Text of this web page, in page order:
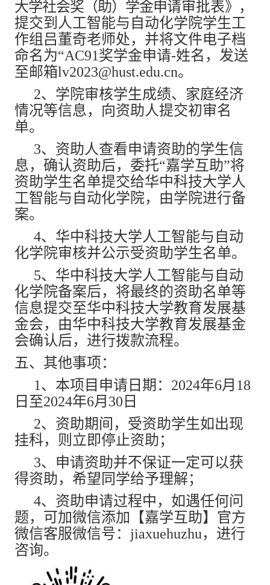
大学社会奖（助）学金申请审批表》 ，
提交到人工智能与自动化学院学生工
作组吕董奇老师处，并将文件电子档
命名为“AC91奖学金申请-姓名，发送
至邮箱lv2023@hust.edu.cn。
2、学院审核学生成绩、家庭经济
情况等信息，向资助人提交初审名
单。
3、资助人查看申请资助的学生信
息，确认资助后，委托“嘉学互助”将
资助学生名单提交给华中科技大学人
工智能与自动化学院，由学院进行备
案。
4、华中科技大学人工智能与自动
化学院审核并公示受资助学生名单。
5、华中科技大学人工智能与自动
化学院备案后，将最终的资助名单等
信息提交至华中科技大学教育发展基
金会，由华中科技大学教育发展基金
会确认后，进行拨款流程。
五、其他事项：
1、本项目申请日期：2024年6月18
日至2024年6月30日
2、资助期间，受资助学生如出现
挂科，则立即停止资助；
3、申请资助并不保证一定可以获
得资助，希望同学给予理解；
4、资助申请过程中，如遇任何问
题，可加微信添加【嘉学互助】官方
微信客服微信号：jiaxuehuzhu，进行
咨询。